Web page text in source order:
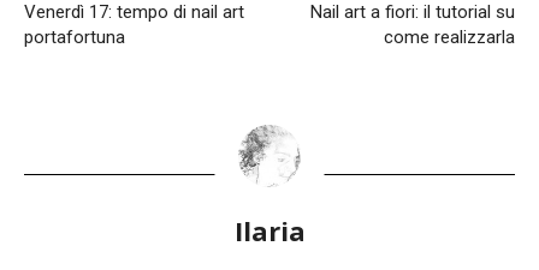
Venerdì 17: tempo di nail art
portafortuna
Nail art a fiori: il tutorial su
come realizzarla
Ilaria